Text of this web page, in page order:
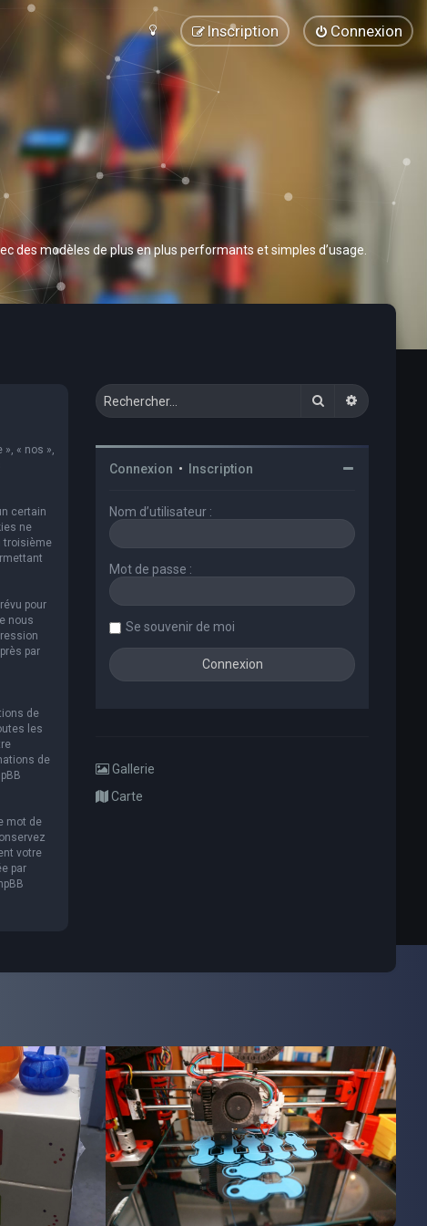
Connexion
Inscription
des modèles de plus en plus performants et simples d’usage.
« nos »,
certain
ne
troisième
pour
nous
par
de
les
de
mot de
votre
par
Rechercher
Connexion • Inscription
Nom d’utilisateur :
Mot de passe :
Se souvenir de moi
Gallerie
Carte